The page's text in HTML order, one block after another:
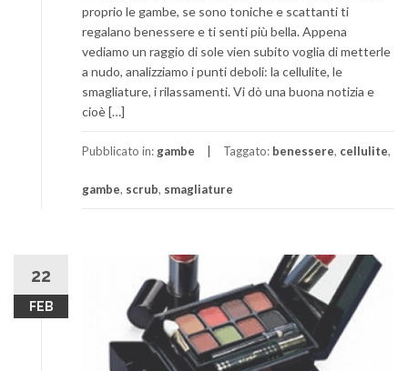
proprio le gambe, se sono toniche e scattanti ti
regalano benessere e ti senti più bella. Appena
vediamo un raggio di sole vien subito voglia di metterle
a nudo, analizziamo i punti deboli: la cellulite, le
smagliature, i rilassamenti. Vi dò una buona notizia e
cioè […]
Pubblicato in: gambe Taggato: benessere, cellulite,
gambe, scrub, smagliature
22
FEB